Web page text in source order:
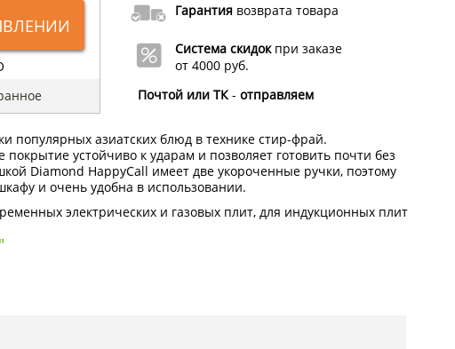
Гарантиявозврата товара
Система скидокпри заказе
от 4000 руб.
Почтой или ТК- отправляем
популярных азиатских блюд в технике стир-фрай.
устойчиво к ударам и позволяет готовить почти без
Diamond HappyCall имеет две укороченные ручки, поэтому
и очень удобна в использовании.
электрических и газовых плит, для индукционных плит